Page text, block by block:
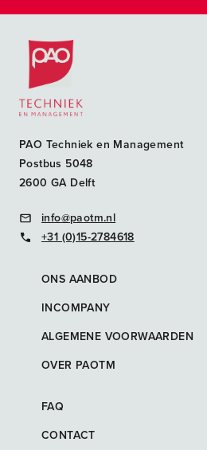
Postacademische cursussen,
PAO Techniek en Management
Postbus 5048
2600 GA Delft
info@paotm.nl
+31 (0)15-2784618
ONS AANBOD
INCOMPANY
ALGEMENE VOORWAARDEN
OVER PAOTM
FAQ
CONTACT